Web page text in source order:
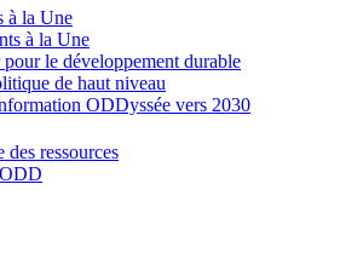
à la Une
à la Une
le développement durable
de haut niveau
ODDyssée vers 2030
des ressources